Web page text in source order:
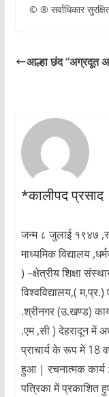
© ® सर्वाधिकार
आल्हा छंद “अग्रदूत
*कालीपद प्रसाद
जन्म ८ जुलाई १९४७
माध्यमिक विद्यालय
) –क्षेत्रीय शिक्षा
विश्वविद्यालय,(
.श्रीनगर (उ.खण्ड)
.एम ,सी ) देहरादून में
प्राचार्य के रूप में 18
हुआ | रचनात्मक कार्य
पत्रिका में